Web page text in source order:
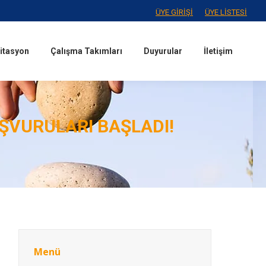
ÜYE GİRİŞİ ÜYE LİSTESİ
Çalışma Takımları Duyurular İletişim
BAŞLADI!
Menü
Çalışma Takımları Duyurular İletişim